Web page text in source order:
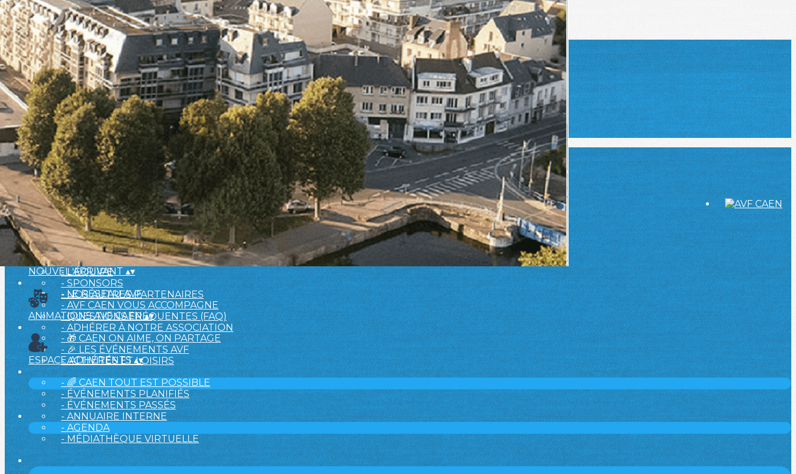
Exporter les lignes sélectionnées
Exporter toutes les colonnes
Exporter uniquement les colonnes affichées
Menu
<
>
- 🎁 Caen on aime, on partage
- 🎉 Les événements AVF
- Activités et Loisirs
Ajoutez un logo, un bouton, des réseaux sociaux
Cliquez pour éditer
L'ASSOCIATION▴▾
- L'ASSOCIATION
- BROCHURE
- L'ÉQUIPE
- SPONSORS
- NOS AUTRES PARTENAIRES
NOUVEL ARRIVANT▴▾
- LE RÉSEAU AVF
- AVF CAEN VOUS ACCOMPAGNE
- QUESTIONS FRÉQUENTES (FAQ)
- ADHÉRER À NOTRE ASSOCIATION
ANIMATIONS AVF CAEN▴▾
- 🎁 CAEN ON AIME, ON PARTAGE
- 🎉 LES ÉVÉNEMENTS AVF
- ACTIVITÉS ET LOISIRS
ESPACE ADHÉRENTS▴▾
- 🌈 CAEN TOUT EST POSSIBLE
- ÉVÉNEMENTS PLANIFIÉS
- ÉVÉNEMENTS PASSÉS
- ANNUAIRE INTERNE
- AGENDA
- MÉDIATHÈQUE VIRTUELLE